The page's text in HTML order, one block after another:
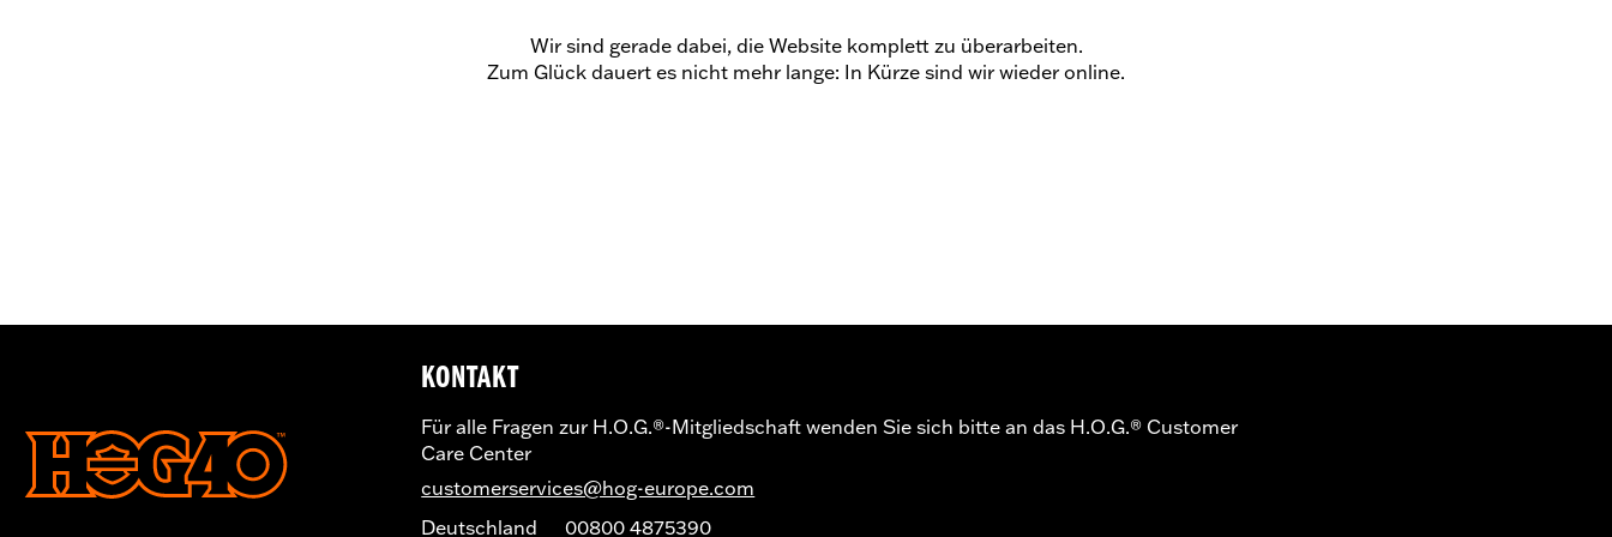
Wir sind gerade dabei, die Website komplett zu überarbeiten.
Zum Glück dauert es nicht mehr lange: In Kürze sind wir wieder online.
KONTAKT
Für alle Fragen zur H.O.G.®-Mitgliedschaft wenden Sie sich bitte an das H.O.G.® Customer
Care Center
customerservices@hog-europe.com
Deutschland
00800 4875390